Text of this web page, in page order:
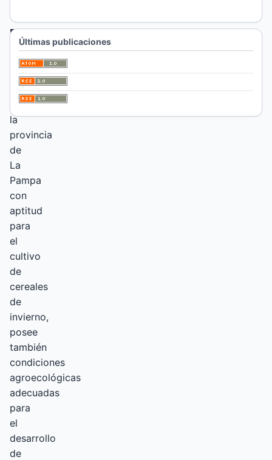
Resumen
La
región
agrícola
de
la
provincia
de
La
Pampa
con
aptitud
para
el
cultivo
de
cereales
de
invierno,
posee
también
condiciones
agroecológicas
adecuadas
para
el
desarrollo
de
Últimas publicaciones